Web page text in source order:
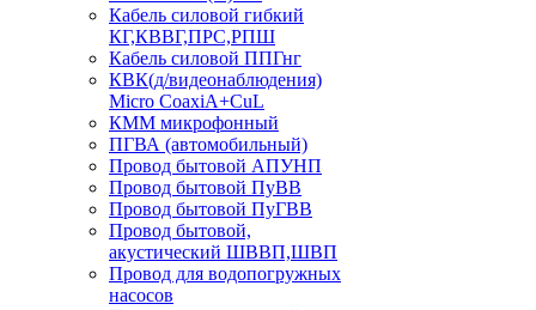
Кабель силовой гибкий
КГ,КВВГ,ПРС,РПШ
Кабель силовой ППГнг
КВК(д/видеонаблюдения)
Micro CoaxiA+CuL
КММ микрофонный
ПГВА (автомобильный)
Провод бытовой АПУНП
Провод бытовой ПуВВ
Провод бытовой ПуГВВ
Провод бытовой,
акустический ШВВП,ШВП
Провод для водопогружных
насосов